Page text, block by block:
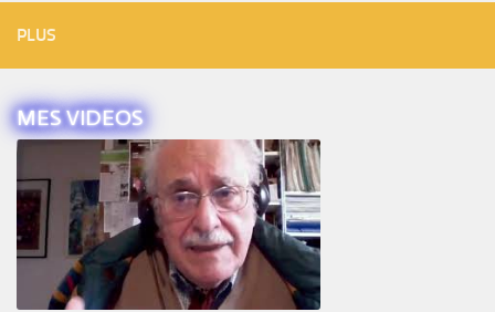
PLUS
MES VIDEOS